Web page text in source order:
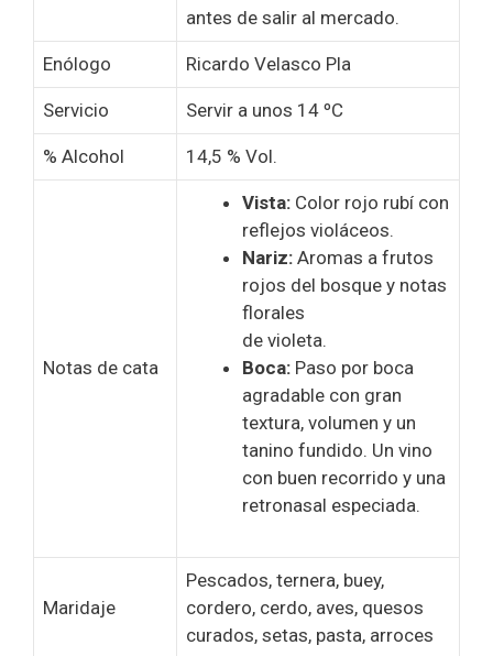
antes de salir al mercado.
Enólogo Ricardo Velasco Pla
Servicio Servir a unos 14 ºC
% Alcohol 14,5 % Vol.
Notas de cata
Vista: Color rojo rubí con
reflejos violáceos.
Nariz: Aromas a frutos
rojos del bosque y notas
florales
de violeta.
Boca: Paso por boca
agradable con gran
textura, volumen y un
tanino fundido. Un vino
con buen recorrido y una
retronasal especiada.
Maridaje
Pescados, ternera, buey,
cordero, cerdo, aves, quesos
curados, setas, pasta, arroces